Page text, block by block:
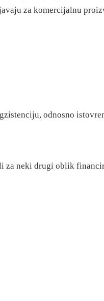
za komercijalnu
odnosno
za neki drugi oblik